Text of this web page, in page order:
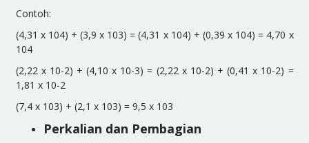
Contoh:
(4,31 x 104) + (3,9 x 103) = (4,31 x 104) + (0,39 x 104) = 4,70 x
104
(2,22 x 10-2) + (4,10 x 10-3) = (2,22 x 10-2) + (0,41 x 10-2) =
1,81 x 10-2
(7,4 x 103) + (2,1 x 103) = 9,5 x 103
Perkalian dan Pembagian